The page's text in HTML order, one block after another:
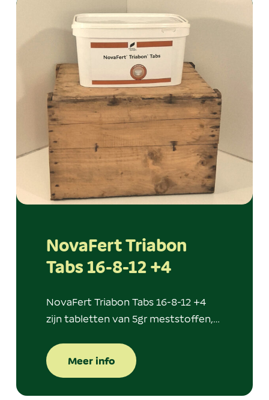
NovaFert Triabon
Tabs 16-8-12 +4
NovaFert Triabon Tabs 16-8-12 +4
zijn tabletten van 5gr meststoffen,…
Meer info